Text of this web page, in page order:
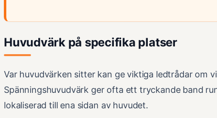
Huvudvärk på specifika platser
Var huvudvärken sitter kan ge viktiga ledtrådar om
Spänningshuvudvärk ger ofta ett tryckande band
lokaliserad till ena sidan av huvudet.